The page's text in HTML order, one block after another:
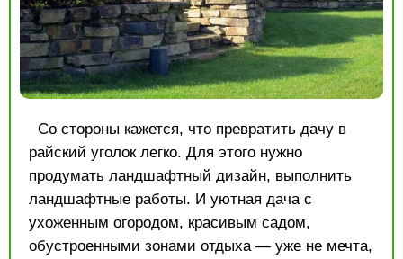
Со стороны кажется, что превратить дачу в
райский уголок легко. Для этого нужно
продумать ландшафтный дизайн, выполнить
ландшафтные работы. И уютная дача с
ухоженным огородом, красивым садом,
обустроенными зонами отдыха — уже не мечта,